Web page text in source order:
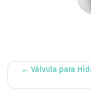
← Válvula para